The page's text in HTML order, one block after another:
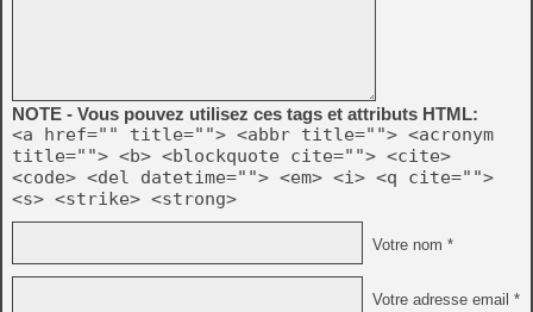
NOTE - Vous pouvez utilisez ces tags et attributs HTML:
<a href="" title=""> <abbr title=""> <acronym
title=""> <b> <blockquote cite=""> <cite>
<code> <del datetime=""> <em> <i> <q cite="">
<s> <strike> <strong>
Votre nom *
Votre adresse email *